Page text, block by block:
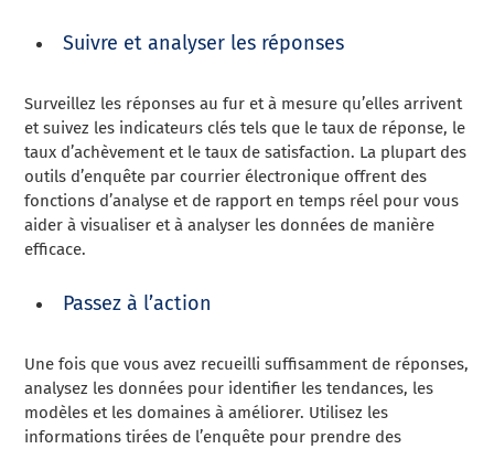
Suivre et analyser les réponses
Surveillez les réponses au fur et à mesure qu’elles arrivent
et suivez les indicateurs clés tels que le taux de réponse, le
taux d’achèvement et le taux de satisfaction. La plupart des
outils d’enquête par courrier électronique offrent des
fonctions d’analyse et de rapport en temps réel pour vous
aider à visualiser et à analyser les données de manière
efficace.
Passez à l’action
Une fois que vous avez recueilli suffisamment de réponses,
analysez les données pour identifier les tendances, les
modèles et les domaines à améliorer. Utilisez les
informations tirées de l’enquête pour prendre des